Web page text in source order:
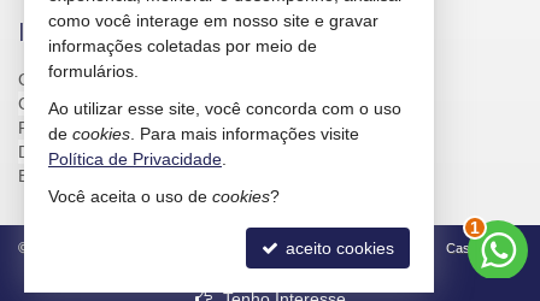
INDICADORES FINANCEIROS
CUB /SC
CUB / SCvariação
0,95%
Poupança
0,6738%
Dólar Comercial
R$ 5,09
Euro
© Política de Privacidade Castel Digital
como você interage em nosso site e gravar
informações coletadas por meio de
formulários.
Ao utilizar esse site, você concorda com o uso
de cookies . Para mais informações visite
Política de Privacidade
Você aceita o uso de cookies?
aceito cookies